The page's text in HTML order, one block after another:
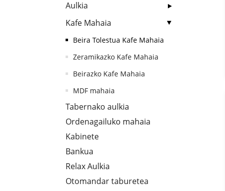
Aulkia
Kafe Mahaia
Beira Tolestua Kafe Mahaia
Zeramikazko Kafe Mahaia
Beirazko Kafe Mahaia
MDF mahaia
Tabernako aulkia
Ordenagailuko mahaia
Kabinete
Bankua
Relax Aulkia
Otomandar taburetea